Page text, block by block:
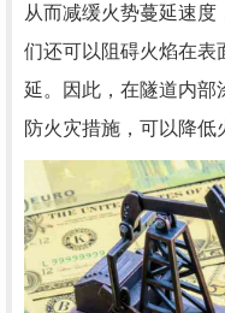
从而减缓火势蔓延速度
们还可以阻碍火焰在表
延。因此，在隧道内部
防火灾措施，可以降低